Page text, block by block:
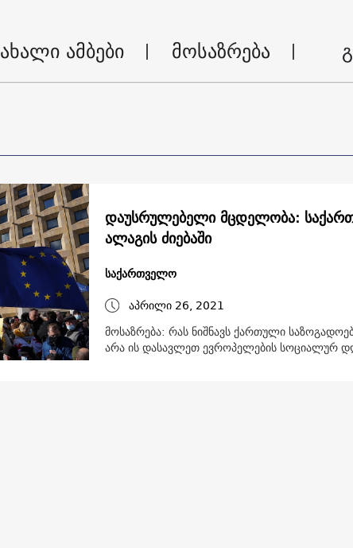
ახალი ამბები მოსაზრება
დაუსრულებელი მცდელობა:
ალაგის ძიებაში
საქართველო
აპრილი 26, 2021
მოსაზრება: რას ნიშნავს ქართული
არა ის დასავლეთ ევროპელების სოციალურ